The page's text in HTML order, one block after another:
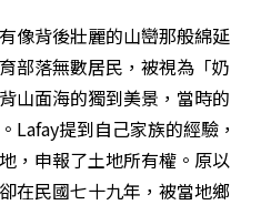
像背後壯麗的山巒那般綿延
部落無數居民，被視為「奶
山面海的獨到美景，當時的
Lafay提到自己家族的經驗，
，申報了土地所有權。原以
在民國七十九年，被當地鄉